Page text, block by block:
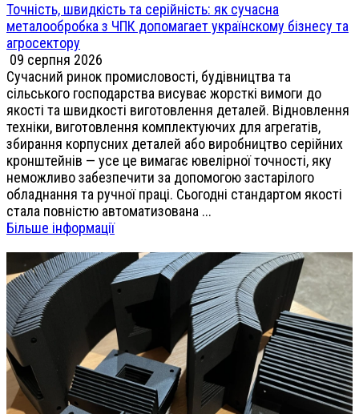
Точність, швидкість та серійність: як сучасна
металообробка з ЧПК допомагает українскому бізнесу та
агросектору
09 серпня 2026
Сучасний ринок промисловості, будівництва та
сільського господарства висуває жорсткі вимоги до
якості та швидкості виготовлення деталей. Відновлення
техніки, виготовлення комплектуючих для агрегатів,
збирання корпусних деталей або виробництво серійних
кронштейнів — усе це вимагає ювелірної точності, яку
неможливо забезпечити за допомогою застарілого
обладнання та ручної праці. Сьогодні стандартом якості
стала повністю автоматизована ...
Більше інформації